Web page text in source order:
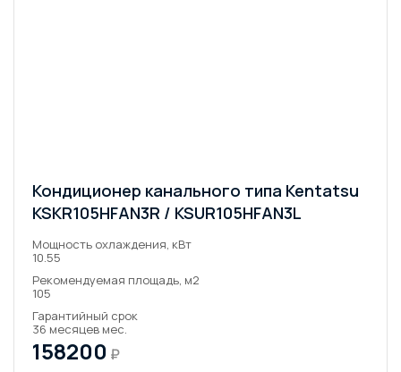
Кондиционер канального типа Kentatsu
KSKR105HFAN3R / KSUR105HFAN3L
Мощность охлаждения, кВт
10.55
Рекомендуемая площадь, м2
105
Гарантийный срок
36 месяцев мес.
158200 ₽